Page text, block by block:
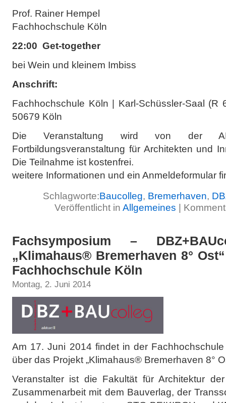
Prof. Rainer Hempel
Fachhochschule Köln
22:00 Get-together
bei Wein und kleinem Imbiss
Anschrift:
Fachhochschule Köln | Karl-Schüssler-Saal (R
50679 Köln
Die Veranstaltung wird von der
Fortbildungsveranstaltung für Architekten und
Die Teilnahme ist kostenfrei.
weitere Informationen und ein Anmeldeformular
Schlagworte:Baucolleg, Bremerhaven,
Veröffentlicht in Allgemeines |
Fachsymposium –
„Klimahaus® Bremerhaven 8°
Fachhochschule Köln
Montag, 2. Juni 2014
Am 17. Juni 2014 findet in der
über das Projekt „Klimahaus® Bremerhaven 8°
Veranstalter ist die Fakultät für Architektur
Zusammenarbeit mit dem Bauverlag, der